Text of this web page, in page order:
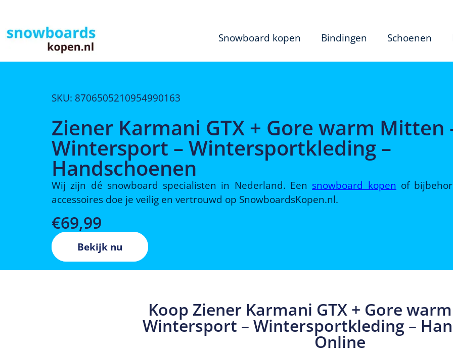
Snowboard kopen Bindingen Schoenen
SKU: 8706505210954990163
Ziener Karmani GTX + Gore warm Mitten
Wintersport – Wintersportkleding –
Handschoenen
Wij zijn dé snowboard specialisten in Nederland. Een snowboard kopen of
accessoires doe je veilig en vertrouwd op SnowboardsKopen.nl.
€69,99
Bekijk nu
Koop Ziener Karmani GTX + Gore
Wintersport – Wintersportkleding –
Online